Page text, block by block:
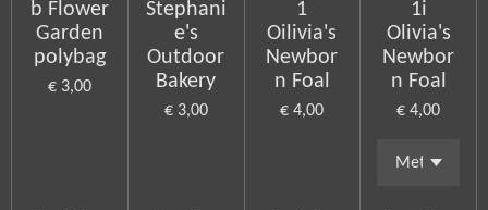
b Flower
Garden
polybag
€ 3,00
Stephani
e's
Outdoor
Bakery
€ 3,00
1
Oilivia's
Newbor
n Foal
€ 4,00
1i
Olivia's
Newbor
n Foal
€ 4,00